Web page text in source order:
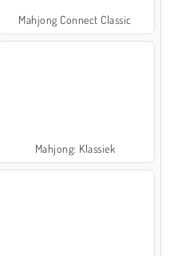
Mahjong Connect Classic
Mahjong: Klassiek